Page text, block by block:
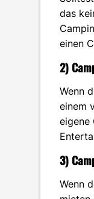
das
einen
2)
Wenn
einem
eigene
3)
Wenn